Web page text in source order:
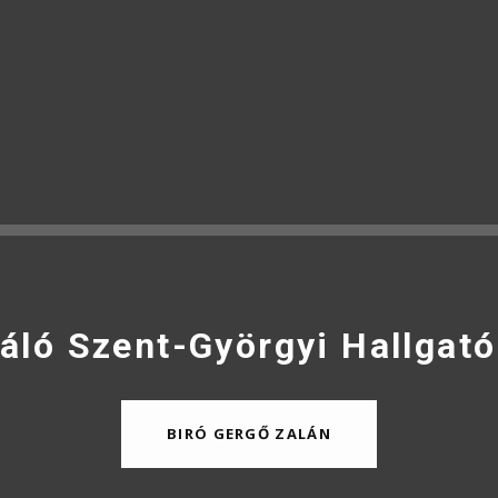
Szent-Györgyi
BIRÓ GERGŐ ZALÁN